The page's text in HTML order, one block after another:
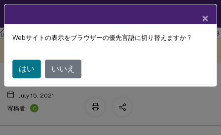
ワークスペース環境管理 Workspace Environment Management 2103
システム最適化
July 15, 2021
寄稿者:
C
×
Webサイトの表示をブラウザーの優先言語に切り替えますか ?
はい いいえ